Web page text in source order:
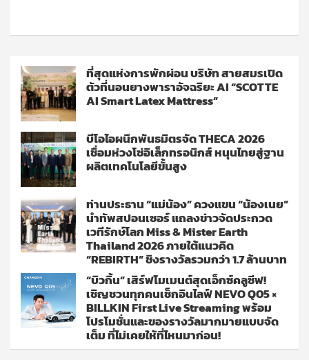
ที่สุดแห่งการพักผ่อน บริษัท สายสมรเปิด
ตัวที่นอนยางพาราอัจฉริยะ AI “SCOTTE
AI Smart Latex Mattress”
บีโอไอผนึกพันธมิตรจัด THECA 2026
เชื่อมห่วงโซ่อิเล็กทรอนิกส์ หนุนไทยสู่ฐาน
ผลิตเทคโนโลยีขั้นสูง
ท่านประธาน “แม่น้อง” ควงแขน “น้องเนย”
นำทัพสปอนเซอร์ แถลงข่าวจัดประกวด
เวทีรักษ์โลก Miss & Mister Earth
Thailand 2026 ภายใต้แนวคิด
“REBIRTH” ชิงรางวัลรวมกว่า 1.7 ล้านบาท
“บิวกิ้น” เสิร์ฟโมเมนต์สุดเอ็กซ์คลูซีฟ!
เชิญชวนทุกคนเช็กอินไลฟ์ NEVO Q05 ×
BILLKIN First Live Streaming พร้อม
โปรโมชั่นและของรางวัลมากมายแบบจัด
เต็ม ที่ไม่เคยให้ที่ไหนมาก่อน!